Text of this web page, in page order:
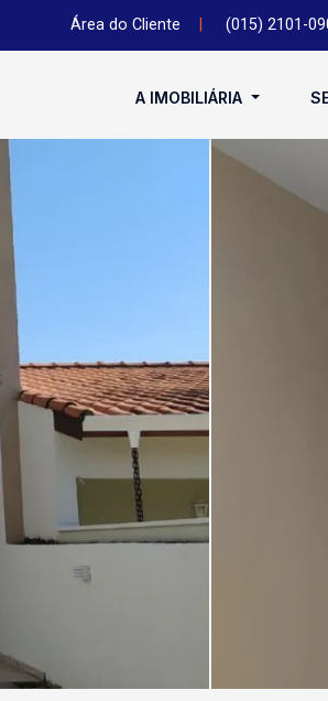
Área do Cliente (015) 2101-
A IMOBILIÁRIA